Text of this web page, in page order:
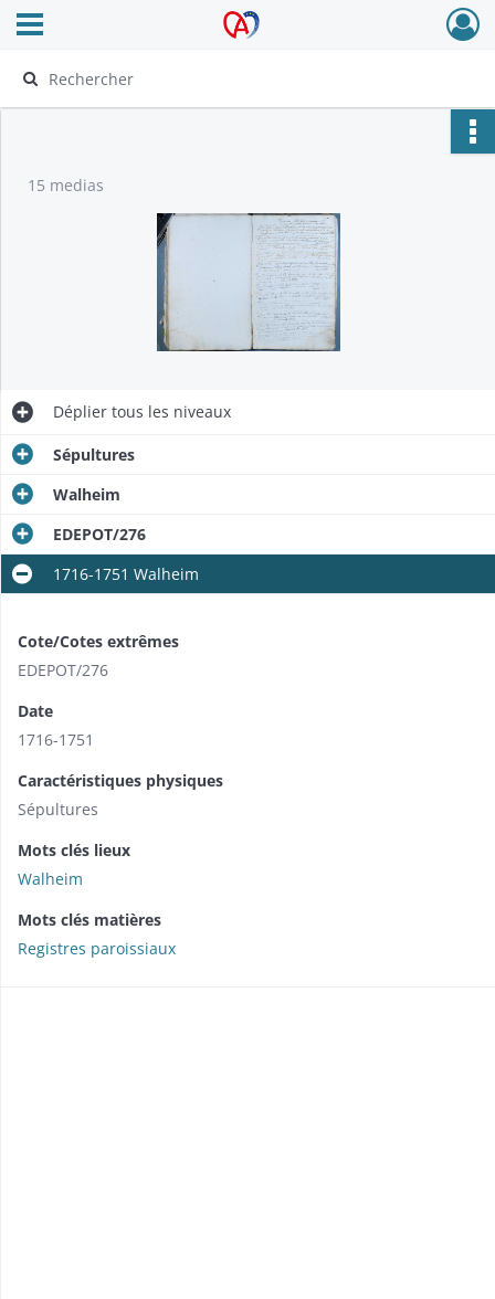
Archives Alsace - Colmar
Ouvrir le menu déroulant
15 medias
Déplier tous les niveaux
Sépultures
Walheim
EDEPOT/276
1716-1751 Walheim
Cote/Cotes extrêmes
EDEPOT/276
Date
1716-1751
Caractéristiques physiques
Sépultures
Mots clés lieux
Walheim
Mots clés matières
Registres paroissiaux